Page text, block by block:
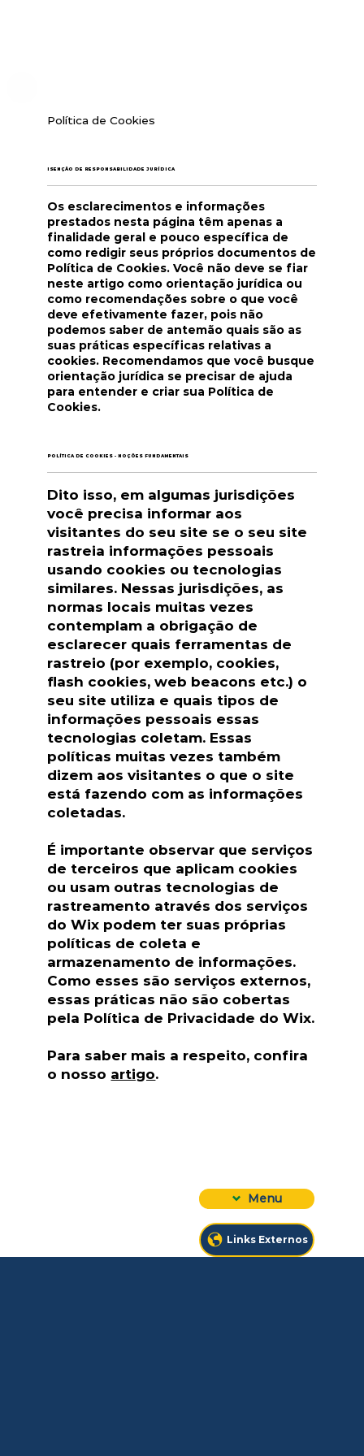
Menu
Links Externos
Política de Cookies
ISENÇÃO DE RESPONSABILIDADE JURÍDICA
Os esclarecimentos e informações
prestados nesta página têm apenas a
finalidade geral e pouco específica de
como redigir seus próprios documentos de
Política de Cookies. Você não deve se fiar
neste artigo como orientação jurídica ou
como recomendações sobre o que você
deve efetivamente fazer, pois não
podemos saber de antemão quais são as
suas práticas específicas relativas a
cookies. Recomendamos que você busque
orientação jurídica se precisar de ajuda
para entender e criar sua Política de
Cookies.
POLÍTICA DE COOKIES - NOÇÕES FUNDAMENTAIS
Dito isso, em algumas jurisdições
você precisa informar aos
visitantes do seu site se o seu site
rastreia informações pessoais
usando cookies ou tecnologias
similares. Nessas jurisdições, as
normas locais muitas vezes
contemplam a obrigação de
esclarecer quais ferramentas de
rastreio (por exemplo, cookies,
flash cookies, web beacons etc.) o
seu site utiliza e quais tipos de
informações pessoais essas
tecnologias coletam. Essas
políticas muitas vezes também
dizem aos visitantes o que o site
está fazendo com as informações
coletadas.
É importante observar que serviços
de terceiros que aplicam cookies
ou usam outras tecnologias de
rastreamento através dos serviços
do Wix podem ter suas próprias
políticas de coleta e
armazenamento de informações.
Como esses são serviços externos,
essas práticas não são cobertas
pela Política de Privacidade do Wix.
Para saber mais a respeito, confira
o nosso artigo.